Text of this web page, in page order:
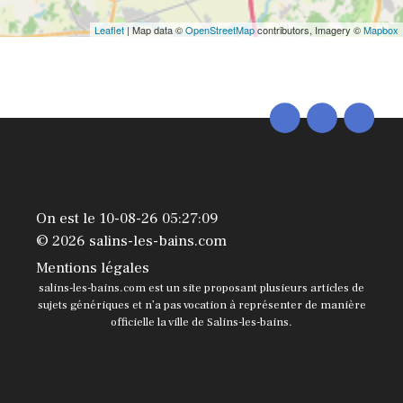
Leaflet | Map data ©OpenStreetMapcontributors, Imagery ©Mapbox
On est le 10-08-26 05:27:09
© 2026 salins-les-bains.com
Mentions légales
salins-les-bains.com est un site proposant plusieurs articles de
sujets génériques et n’a pas vocation à représenter de manière
officielle la ville de Salins-les-bains.